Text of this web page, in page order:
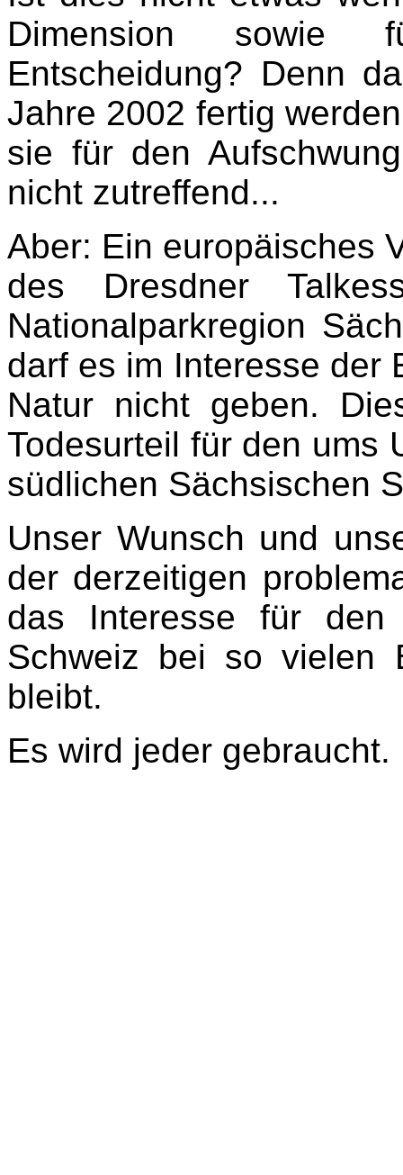
Dimension sowie
Entscheidung? Denn
Jahre 2002 fertig
sie für den
nicht zutreffend...
Aber: Ein europäisches
des Dresdner
Nationalparkregion
darf es im Interesse der
Natur nicht geben.
Todesurteil für den ums
südlichen Sächsischen
Unser Wunsch und
der derzeitigen
das Interesse für den
Schweiz bei so vielen
bleibt.
Es wird jeder gebraucht.